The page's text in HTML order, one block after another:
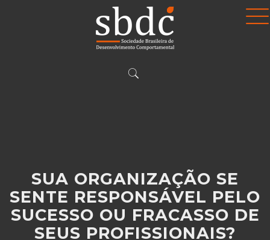
SUA ORGANIZAÇÃO SE
SENTE RESPONSÁVEL PELO
SUCESSO OU FRACASSO DE
SEUS PROFISSIONAIS?